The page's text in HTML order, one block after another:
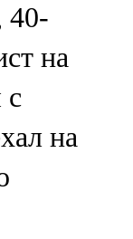
40-
на
с
на